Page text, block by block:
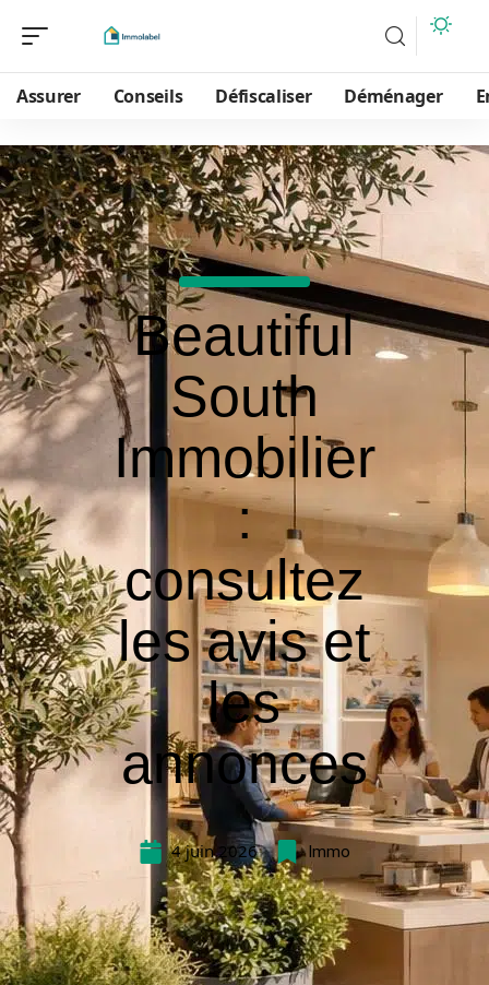
Assurer Conseils Défiscaliser Déménager
Beautiful
South
Immobilier
:
consultez
les avis et
les
annonces
4 juin 2026 Immo